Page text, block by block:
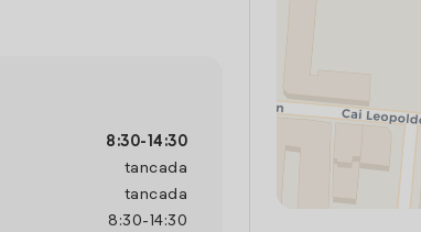
8:30- 14:30
tancada
tancada
8:30- 14:30